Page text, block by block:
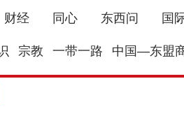
财经 同心 东西问 国
宗教 一带一路 中国—东盟